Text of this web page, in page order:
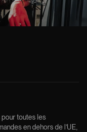
toutes les
en dehors de l’UE,